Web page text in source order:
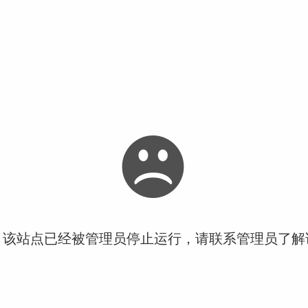
站点已经被管理员停止运行，请联系管理员了